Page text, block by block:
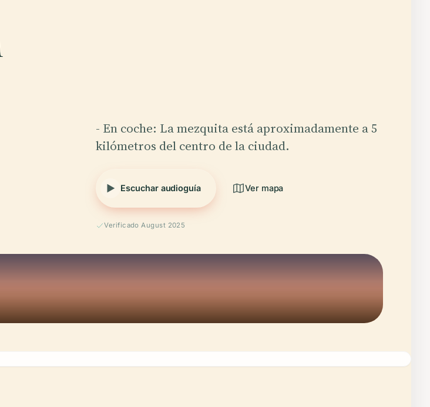
- En coche: La mezquita está aproximadamente a 5
kilómetros del centro de la ciudad.
Escuchar audioguía Ver mapa
Verificado August 2025